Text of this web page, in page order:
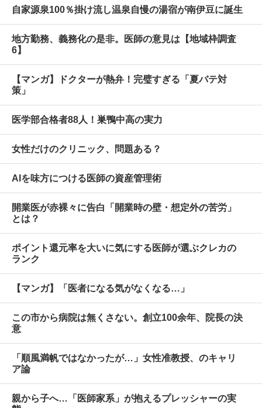
自家源泉100％掛け流し温泉自慢の湯宿が南伊豆に誕生
地方勤務、義務化の是非。医師の意見は【地域枠調査
6】
【マンガ】ドクターが熱弁！完璧すぎる「夏バテ対
策」
医学部合格者88人！巣鴨中高の実力
女性だけのクリニック、問題ある？
AIを味方につける医師の資産管理術
開業医が赤裸々に告白「開業時の壁・想定外の苦労」
とは？
ポイント還元率を大いに気にする医師が選ぶクレカの
ランク
【マンガ】「医者になる気がなくなる…」
この市から病院は無くさない。創立100余年、院長の決
意
「順風満帆ではなかったが…」女性准教授、のキャリ
ア論
親から子へ…「医師家系」が抱えるプレッシャーの実